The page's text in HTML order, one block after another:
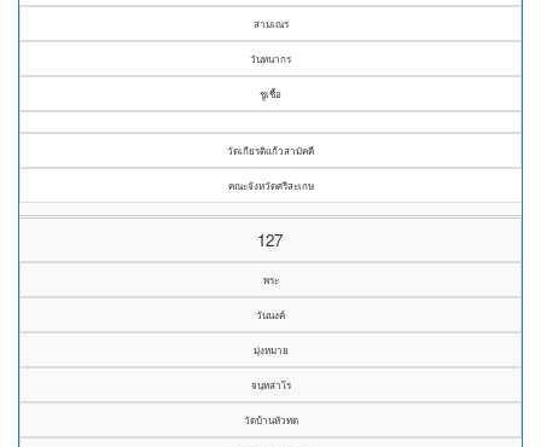
สามเณร
วันทนากร
ชูเชื้อ
วัดเกียรติแก้วสามัคคี
คณะจังหวัดศรีสะเกษ
127
พระ
วันนงค์
มุ่งหมาย
จนฺทสาโร
วัดบ้านหัวทด